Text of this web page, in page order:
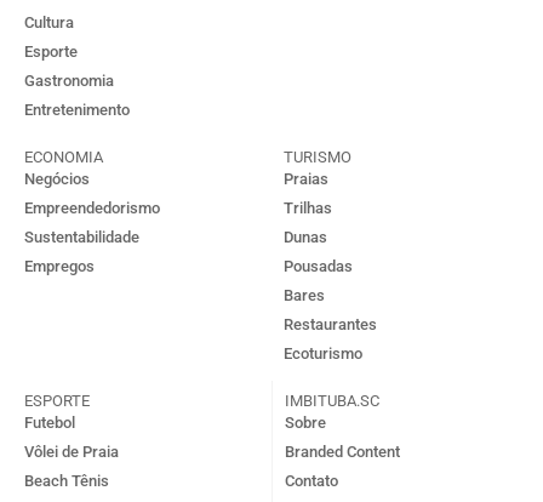
Cultura
Esporte
Gastronomia
Entretenimento
ECONOMIA
Negócios
Empreendedorismo
Sustentabilidade
Empregos
TURISMO
Praias
Trilhas
Dunas
Pousadas
Bares
Restaurantes
Ecoturismo
ESPORTE
Futebol
Vôlei de Praia
Beach Tênis
IMBITUBA.SC
Sobre
Branded Content
Contato